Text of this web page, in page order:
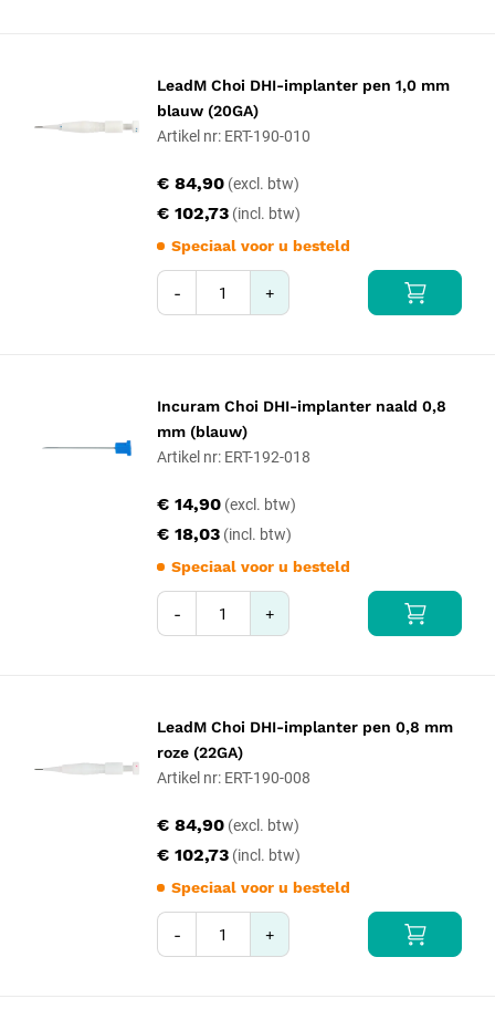
LeadM Choi DHI-implanter pen 1,0 mm
blauw (20GA)
Artikel nr: ERT-190-010
€ 102,73
€ 84,90
Speciaal voor u besteld
- +
Incuram Choi DHI-implanter naald 0,8
mm (blauw)
Artikel nr: ERT-192-018
€ 18,03
€ 14,90
Speciaal voor u besteld
- +
LeadM Choi DHI-implanter pen 0,8 mm
roze (22GA)
Artikel nr: ERT-190-008
€ 102,73
€ 84,90
Speciaal voor u besteld
- +